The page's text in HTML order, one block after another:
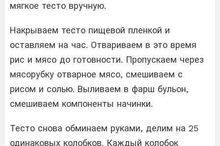
мягкое тесто вручную.
Накрываем тесто пищевой пленкой и
оставляем на час. Отвариваем в это время
рис и мясо до готовности. Пропускаем через
мясорубку отварное мясо, смешиваем с
рисом и солью. Выливаем в фарш бульон,
смешиваем компоненты начинки.
Тесто снова обминаем руками, делим на 25
одинаковых колобков. Каждый колобок